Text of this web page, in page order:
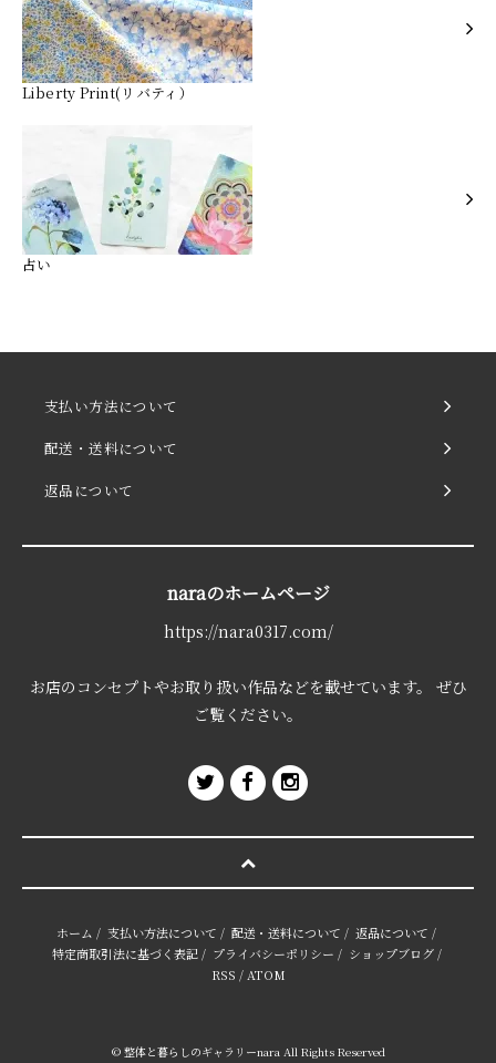
Liberty Print(リバティ）
占い
支払い方法について
配送・送料について
返品について
naraのホームページ
https://nara0317.com/
お店のコンセプトやお取り扱い作品などを載せています。 ぜひ
ご覧ください。
ホーム / 支払い方法について / 配送・送料について / 返品について /
特定商取引法に基づく表記/ プライバシーポリシー / ショップブログ/
RSS / ATOM
© 整体と暮らしのギャラリーnara All Rights Reserved